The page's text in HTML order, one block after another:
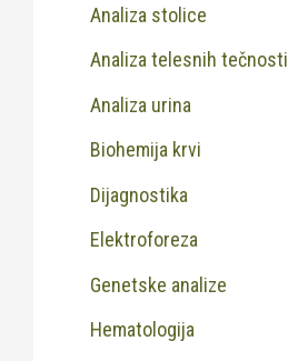
Analiza stolice
Analiza telesnih tečnosti
Analiza urina
Biohemija krvi
Dijagnostika
Elektroforeza
Genetske analize
Hematologija